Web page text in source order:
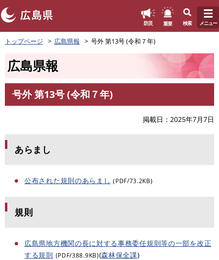
ペ
ー
頭
す
防災 重要 検索 メニュー
トップページ 広島県報 号外 第13号 (令和７年)
広島県報
文
号外 第13号 (令和７年)
掲載日 2025年7月7日
あらまし
公布された規則のあらまし (PDF/73.2KB)
規則
広島県地方機関の長に対する事務委任規則等の一部を改正
する規則 (PDF/388.9KB)(森林保全課)